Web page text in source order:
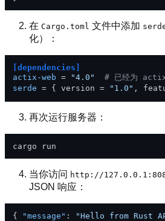
在 Cargo.toml 文件中添加
化）：
[dependencies]
actix-web = "4.0"
# 已经为
serde = { version = "1.0" ,
再次运行服务器：
当你访问 http://
JSON 响应：
{ "message" : "Hello from Rust